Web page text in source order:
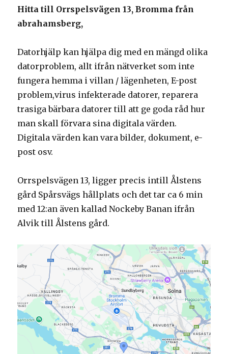
Hitta till Orrspelsvägen 13, Bromma från
abrahamsberg,
Datorhjälp kan hjälpa dig med en mängd olika
datorproblem, allt ifrån nätverket som inte
fungera hemma i villan / lägenheten, E-post
problem,virus infekterade datorer, reparera
trasiga bärbara datorer till att ge goda råd hur
man skall förvara sina digitala värden.
Digitala värden kan vara bilder, dokument, e-
post osv.
Orrspelsvägen 13, ligger precis intill Ålstens
gård Spårsvägs hållplats och det tar ca 6 min
med 12:an även kallad Nockeby Banan ifrån
Alvik till Ålstens gård.